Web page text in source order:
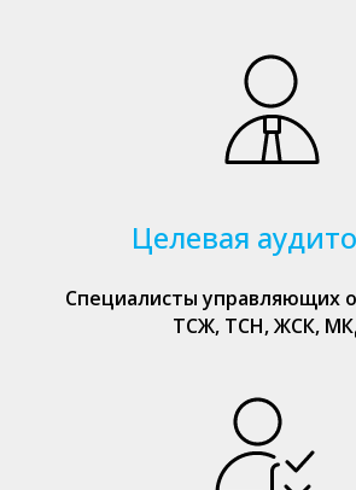
Целевая
Специалисты управляющих
ТСЖ, ТСН, ЖСК,